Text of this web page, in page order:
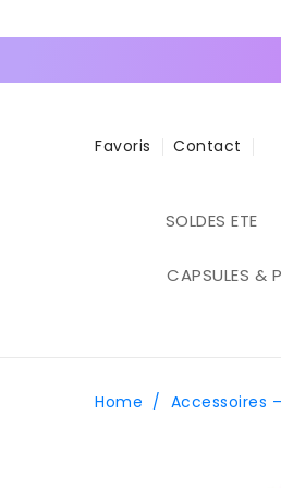
Favoris Contact
SOLDES ETE
CAPSULES &
Home / Accessoires